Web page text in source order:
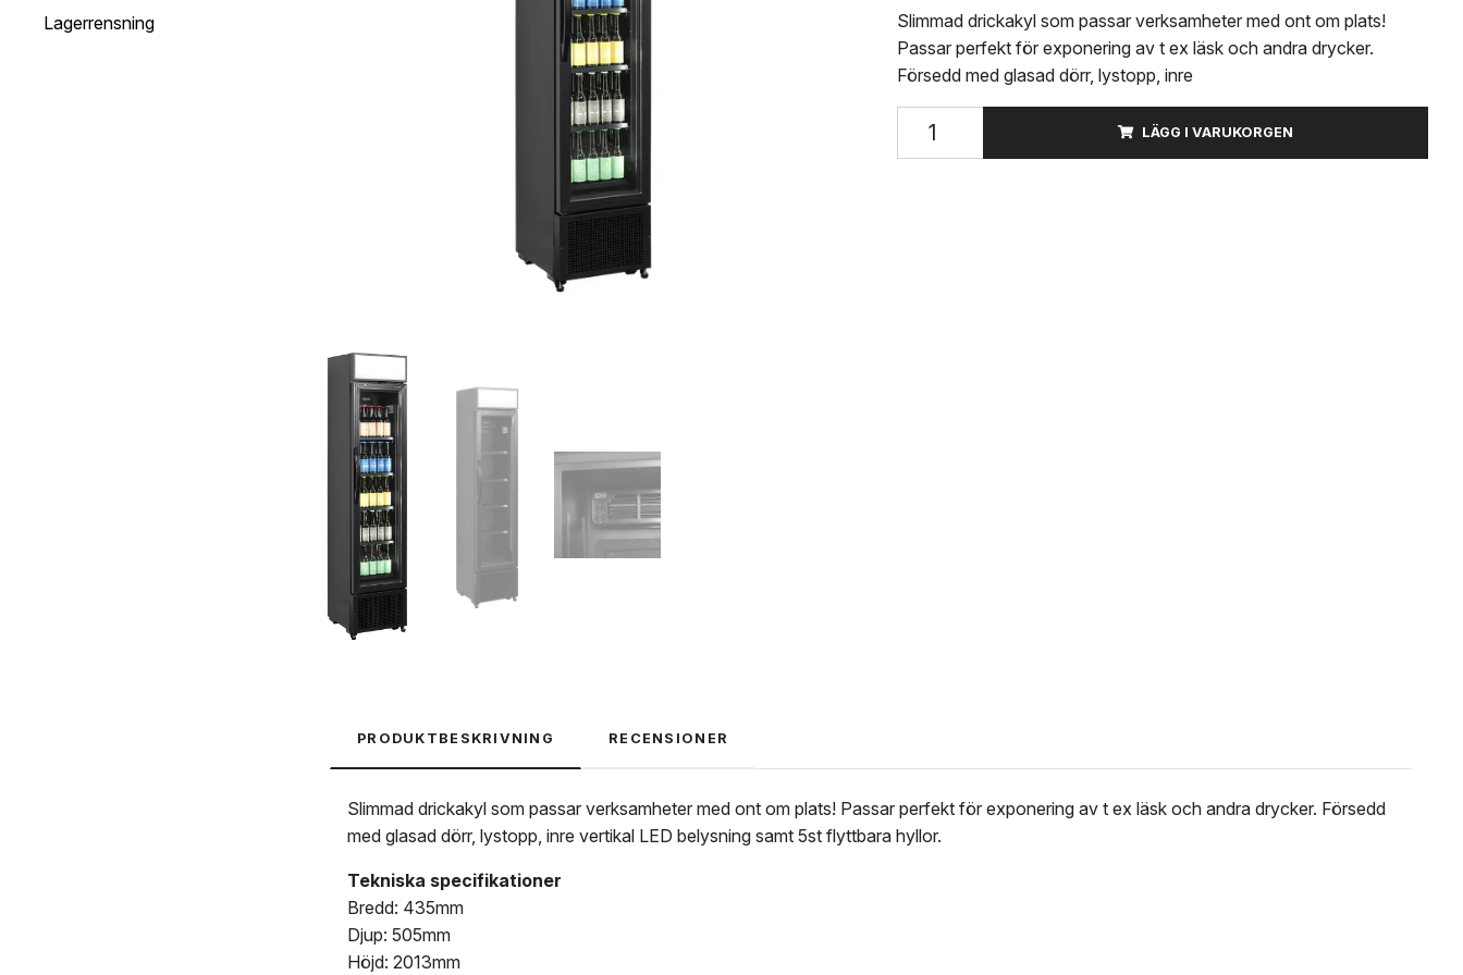
Lagerrensning
Slimmad drickakyl som passar verksamheter med ont om plats!
Passar perfekt för exponering av t ex läsk och andra drycker.
Försedd med glasad dörr, lystopp, inre
LÄGG I VARUKORGEN
PRODUKTBESKRIVNING RECENSIONER
Slimmad drickakyl som passar verksamheter med ont om plats! Passar perfekt för exponering av t ex läsk och andra drycker. Försedd
med glasad dörr, lystopp, inre vertikal LED belysning samt 5st flyttbara hyllor.
Tekniska specifikationer
Bredd: 435mm
Djup: 505mm
Höjd: 2013mm